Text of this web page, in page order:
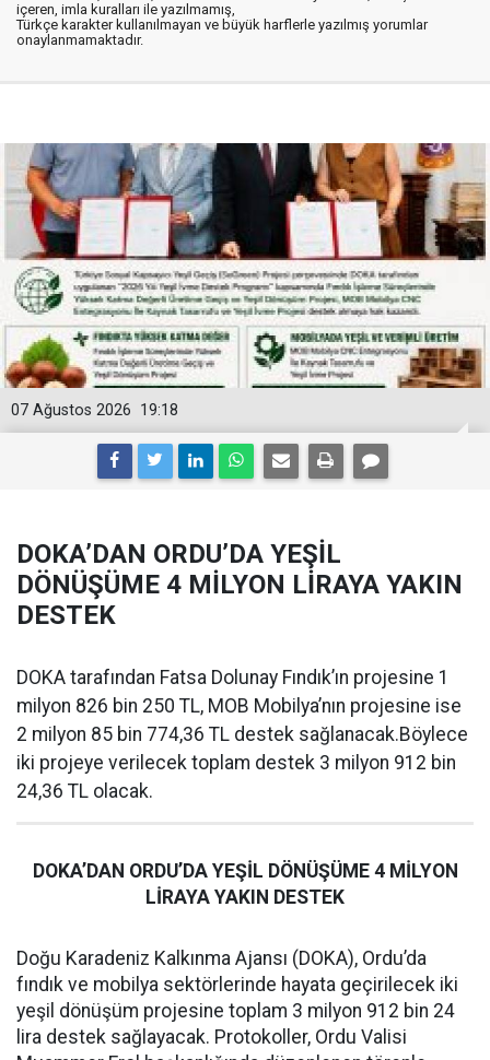
içeren, imla kuralları ile yazılmamış,
Türkçe karakter kullanılmayan ve büyük harflerle yazılmış yorumlar
onaylanmamaktadır.
19:18
07 Ağustos 2026
DOKA’DAN ORDU’DA YEŞİL
DÖNÜŞÜME 4 MİLYON LİRAYA YAKIN
DESTEK
DOKA tarafından Fatsa Dolunay Fındık’ın projesine 1
milyon 826 bin 250 TL, MOB Mobilya’nın projesine ise
2 milyon 85 bin 774,36 TL destek sağlanacak.Böylece
iki projeye verilecek toplam destek 3 milyon 912 bin
24,36 TL olacak.
DOKA’DAN ORDU’DA YEŞİL DÖNÜŞÜME 4 MİLYON
LİRAYA YAKIN DESTEK
Doğu Karadeniz Kalkınma Ajansı (DOKA), Ordu’da
fındık ve mobilya sektörlerinde hayata geçirilecek iki
yeşil dönüşüm projesine toplam 3 milyon 912 bin 24
lira destek sağlayacak. Protokoller, Ordu Valisi